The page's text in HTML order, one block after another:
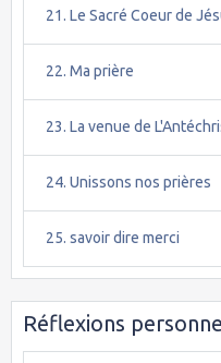
21. Le Sacré Coeur de
22. Ma prière
23. La venue de
24. Unissons nos prières
25. savoir dire merci
Réflexions